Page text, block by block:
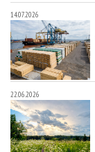
14.07.2026
22.06.2026